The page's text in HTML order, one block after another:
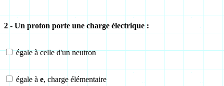
2 - Un proton porte une charge électrique :
égale à celle d'un neutron
égale à e, charge élémentaire